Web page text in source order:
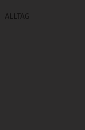
ALLTAG